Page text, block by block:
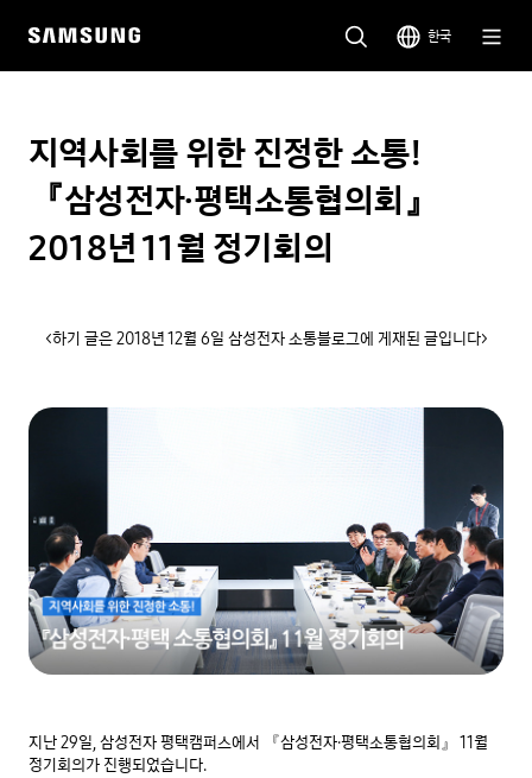
한국
지역사회를 위한 진정한 소통!
『삼성전자·평택소통협의회』
2018년 11월 정기회의
<하기 글은 2018년 12월 6일 삼성전자 소통블로그에 게재된 글입니다>
지난 29일, 삼성전자 평택캠퍼스에서 『삼성전자·평택소통협의회』 11월
정기회의가 진행되었습니다.